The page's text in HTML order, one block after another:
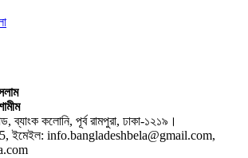
ব্যাংক কলোনি, পূর্ব রামপুরা, ঢাকা-১২১৯।
ইমেইল: info.bangladeshbela@gmail.com,